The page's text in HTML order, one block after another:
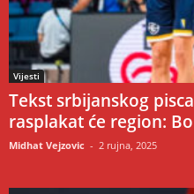
Vijesti
Tekst srbijanskog
rasplakat će region:
Midhat Vejzovic - 2 rujna, 2025